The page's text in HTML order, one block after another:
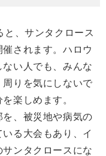
と、サンタクロース
されます。ハロウ
い人でも、みんな
りを気にしないで
楽しめます。
、被災地や病気の
る大会もあり、イ
ンタクロースにな